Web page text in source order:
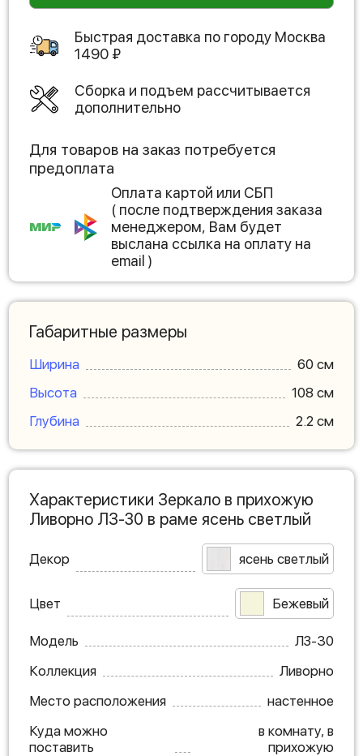
Быстрая доставка по городу Москва
1490 ₽
Сборка и подъем рассчитывается
дополнительно
Для товаров на заказ потребуется
предоплата
Оплата картой или СБП
( после подтверждения заказа
менеджером, Вам будет
выслана ссылка на оплату на
email )
Габаритные размеры
Ширина
60 см
Высота
108 см
Глубина
2.2 см
Характеристики Зеркало в прихожую
Ливорно ЛЗ-30 в раме ясень светлый
Декор ясень светлый
Цвет Бежевый
Модель
ЛЗ-30
Коллекция
Ливорно
Место расположения
настенное
Куда можно
поставить
в комнату, в
прихожую